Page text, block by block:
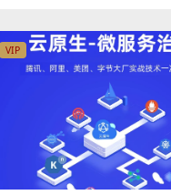
VIP